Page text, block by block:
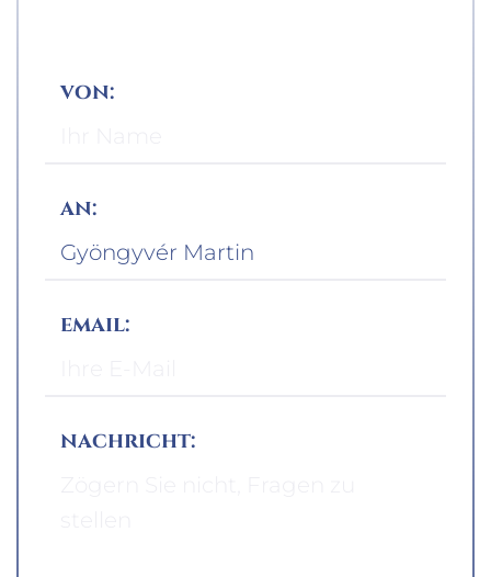
von:
an:
email:
nachricht: